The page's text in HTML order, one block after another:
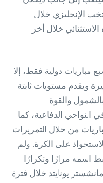
الإنجليزي خلال
خلال أخر
دولية فقط، إلا
ويقدم مستويات ثابتة
والقوة
الدفاعية، كما
من خلال التمريرات
على الكرة. ولم
اسمه مرارًا وتكرارًا
يونايتد خلال فترة